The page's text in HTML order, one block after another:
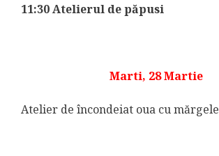
11:30 Atelierul de păpusi
Marti, 28 Martie
Atelier de încondeiat oua cu mărgele